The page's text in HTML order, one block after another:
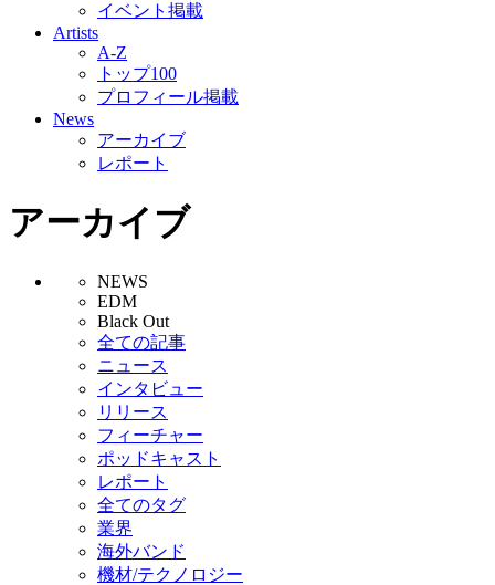
イベント掲載
Artists
A-Z
トップ100
プロフィール掲載
News
アーカイブ
レポート
アーカイブ
NEWS
EDM
Black Out
全ての記事
ニュース
インタビュー
リリース
フィーチャー
ポッドキャスト
レポート
全てのタグ
業界
海外バンド
機材/テクノロジー